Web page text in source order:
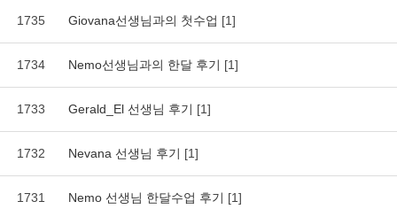
1735 Giovana선생님과의 첫수업 [1]
1734 Nemo선생님과의 한달 후기 [1]
1733 Gerald_El 선생님 후기 [1]
1732 Nevana 선생님 후기 [1]
1731 Nemo 선생님 한달수업 후기 [1]